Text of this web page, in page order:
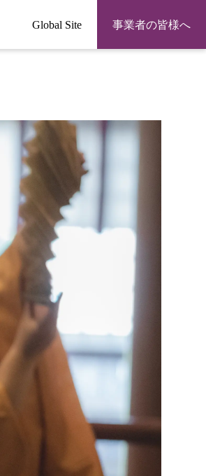
Global Site 事業者の皆様へ